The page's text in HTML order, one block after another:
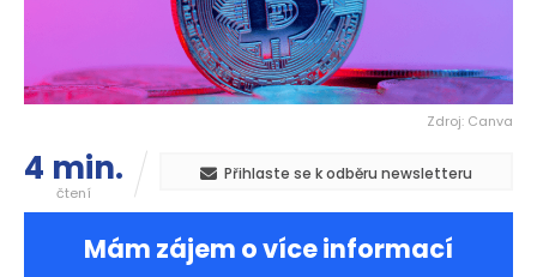
Zdroj: Canva
4 min.
čtení
Přihlaste se k odběru newsletteru
Mám zájem o více informací